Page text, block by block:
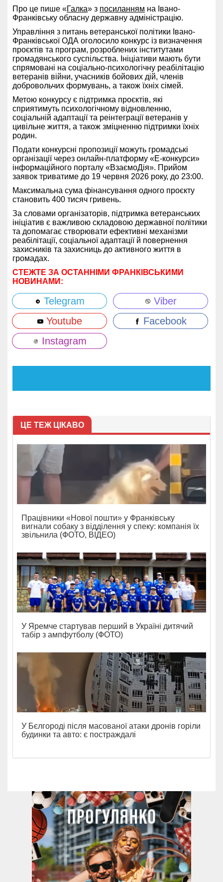
Про це пише «Галка» з посиланням на Івано-
Франківську обласну державну адміністрацію.
Управління з питань ветеранської політики Івано-
Франківської ОДА оголосило конкурс із визначення
проєктів та програм, розроблених інститутами
громадянського суспільства. Ініціативи мають бути
спрямовані на соціально-психологічну реабілітацію
ветеранів війни, учасників бойових дій, членів
добровольчих формувань, а також їхніх сімей.
Метою конкурсу є підтримка проєктів, які
сприятимуть психологічному відновленню,
соціальній адаптації та реінтеграції ветеранів у
цивільне життя, а також зміцненню підтримки їхніх
родин.
Подати конкурсні пропозиції можуть громадські
організації через онлайн-платформу «Е-конкурси»
інформаційного порталу «ВзаємоДія». Прийом
заявок триватиме до 19 червня 2026 року, до 23:00.
Максимальна сума фінансування одного проєкту
становить 400 тисяч гривень.
За словами організаторів, підтримка ветеранських
ініціатив є важливою складовою державної політики
та допомагає створювати ефективні механізми
реабілітації, соціальної адаптації й повернення
захисників та захисниць до активного життя в
громадах.
СТЕЖТЕ ЗА ОСТАННІМИ ФРАНКІВСЬКИМИ
НОВИНАМИ:
Telegram
Viber
Youtube
Facebook
Instagram
ЦЕ ТЕЖ ЦІКАВО
Працівники «Нової пошти» у Франківську
вигнали собаку з відділення у спеку: компанія їх
звільнила (ФОТО, ВІДЕО)
У Яремче стартував перший в Україні дитячий
табір з ампфутболу (ФОТО)
У Бєлгороді після масованої атаки дронів горіли
будинки та авто: є постраждалі